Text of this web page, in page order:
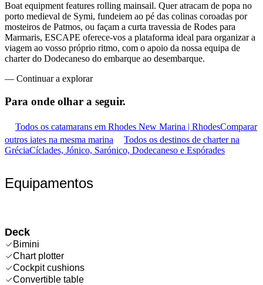
Boat equipment features rolling mainsail. Quer atracam de popa no
porto medieval de Symi, fundeiem ao pé das colinas coroadas por
mosteiros de Patmos, ou façam a curta travessia de Rodes para
Marmaris, ESCAPE oferece-vos a plataforma ideal para organizar a
viagem ao vosso próprio ritmo, com o apoio da nossa equipa de
charter do Dodecaneso do embarque ao desembarque.
— Continuar a explorar
Para onde olhar a seguir.
Todos os catamarans em Rhodes New Marina | RhodesComparar
outros iates na mesma marina
Todos os destinos de charter na
GréciaCíclades, Jónico, Sarónico, Dodecaneso e Espórades
Equipamentos
Deck
Bimini
Chart plotter
Cockpit cushions
Convertible table